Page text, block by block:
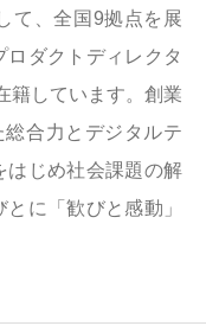
て、全国9拠点を展
ダクトディレクタ
籍しています。創業
合力とデジタルテ
はじめ社会課題の解
に「歓びと感動」